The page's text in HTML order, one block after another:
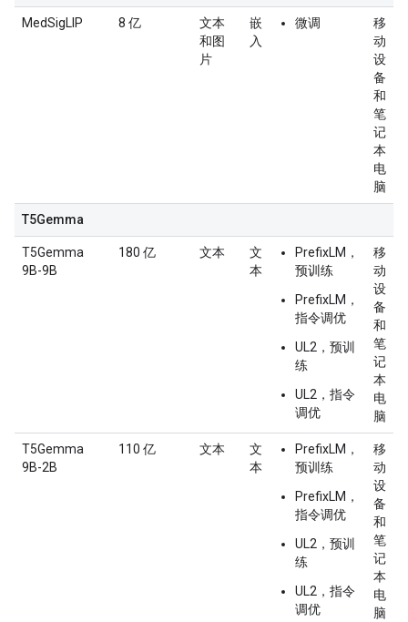
MedSigLIP 8 亿
文本
和图
片
嵌
入
微调
移
动
设
备
和
笔
记
本
电
脑
T5Gemma
T5Gemma
9B-9B
180 亿 文本
文
本
PrefixLM，
预训练
PrefixLM，
指令调优
UL2，预训
练
UL2，指令
调优
移
动
设
备
和
笔
记
本
电
脑
T5Gemma
9B-2B
110 亿 文本
文
本
PrefixLM，
预训练
PrefixLM，
指令调优
UL2，预训
练
UL2，指令
调优
移
动
设
备
和
笔
记
本
电
脑